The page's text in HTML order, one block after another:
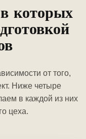
которых
от того,
Ниже четыре
в каждой из них
цеха.